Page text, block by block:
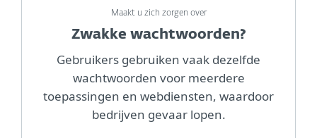
Maakt u zich zorgen over
Zwakke wachtwoorden?
Gebruikers gebruiken vaak dezelfde
wachtwoorden voor meerdere
toepassingen en webdiensten, waardoor
bedrijven gevaar lopen.